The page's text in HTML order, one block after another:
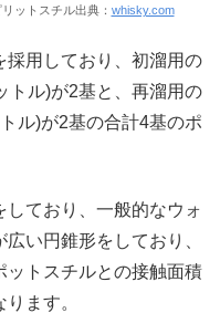
ットスチル出典： whisky.com
採用しており、初溜用の
トル)が2基と、再溜用の
ル)が2基の合計4基のポ
ており、一般的なウォ
い円錐形をしており、
ットスチルとの接触面積
ます。